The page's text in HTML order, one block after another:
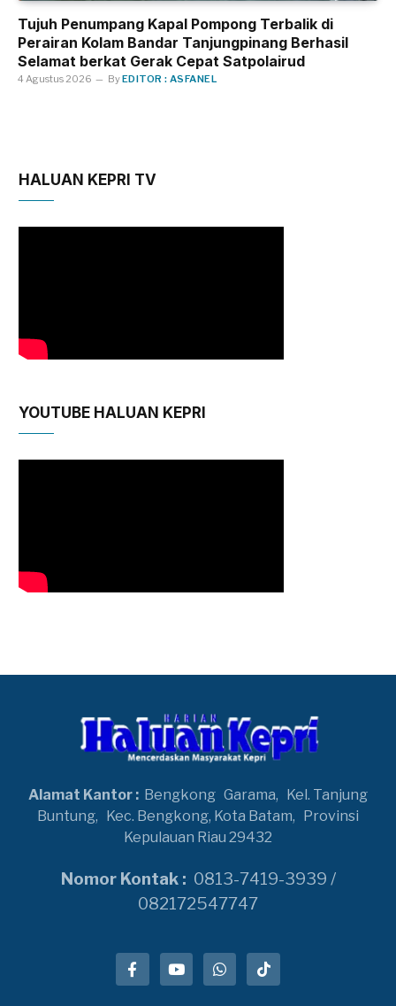
Tujuh Penumpang Kapal Pompong Terbalik di
Perairan Kolam Bandar Tanjungpinang Berhasil
Selamat berkat Gerak Cepat Satpolairud
4 Agustus 2026 ByEDITOR : ASFANEL
HALUAN KEPRI TV
YOUTUBE HALUAN KEPRI
Alamat Kantor : Bengkong Garama, Kel. Tanjung
Buntung, Kec. Bengkong, Kota Batam, Provinsi
Kepulauan Riau 29432
Nomor Kontak : 0813-7419-3939 /
082172547747